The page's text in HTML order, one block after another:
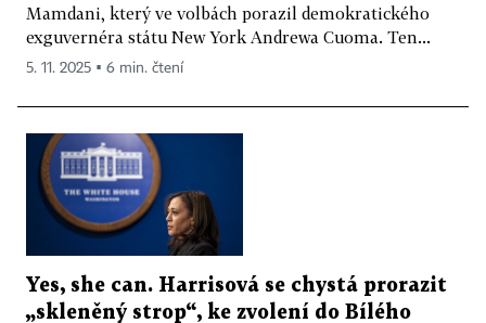
Mamdani, který ve volbách porazil demokratického
exguvernéra státu New York Andrewa Cuoma. Ten...
5. 11. 2025 ▪ 6 min. čtení
Yes, she can. Harrisová se chystá prorazit
„skleněný strop“, ke zvolení do Bílého